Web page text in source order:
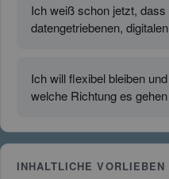
Ich weiß schon jetzt, dass
datengetriebenen,
Ich will flexibel bleiben
welche Richtung es
INHALTLICHE VORLIEBEN